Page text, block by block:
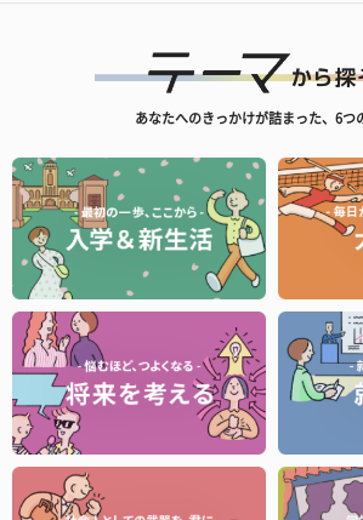
あなたへのきっかけが詰まった、6つ